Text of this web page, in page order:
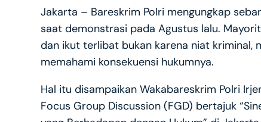
Jakarta – Bareskrim Polri mengungkap
saat demonstrasi pada Agustus lalu.
dan ikut terlibat bukan karena niat kriminal,
memahami konsekuensi hukumnya.
Hal itu disampaikan Wakabareskrim Polri
Focus Group Discussion (FGD) bertajuk